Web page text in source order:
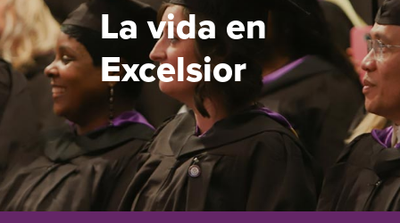
La vida en
Excelsior